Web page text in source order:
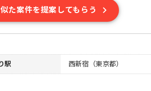
似た案件を提案してもらう
駅 西新宿（東京都）